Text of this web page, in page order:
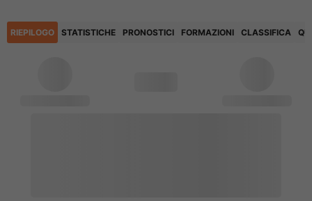
RIEPILOGO STATISTICHE PRONOSTICI FORMAZIONI CLASSIFICA